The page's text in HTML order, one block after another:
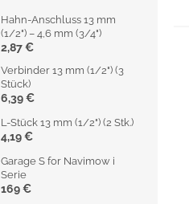
Hahn-Anschluss 13 mm
(1/2") – 4,6 mm (3/4")
2,87 €
Verbinder 13 mm (1/2") (3
Stück)
6,39 €
L-Stück 13 mm (1/2") (2 Stk.)
4,19 €
Garage S for Navimow i
Serie
169 €